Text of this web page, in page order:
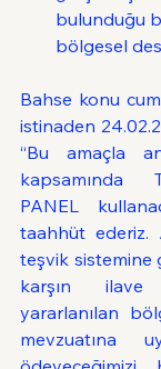
bulunduğu
bölgesel
Bahse konu
istinaden
“Bu amaçla
kapsamında
PANEL
taahhüt ederiz.
teşvik sistemine
karşın
yararlanılan
mevzuatına